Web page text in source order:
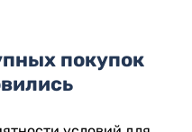
покупок